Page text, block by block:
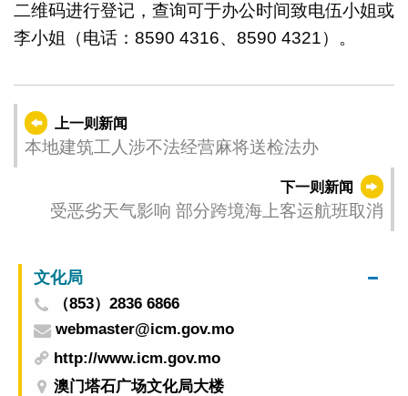
二维码进行登记，查询可于办公时间致电伍小姐或
李小姐（电话：8590 4316、8590 4321）。
上一则新闻
本地建筑工人涉不法经营麻将送检法办
下一则新闻
受恶劣天气影响 部分跨境海上客运航班取消
文化局
（853）2836 6866
webmaster@icm.gov.mo
http://www.icm.gov.mo
澳门塔石广场文化局大楼